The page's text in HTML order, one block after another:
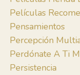
Películas
Pensamientos
Percepción
Perdónate A Ti
Persistencia